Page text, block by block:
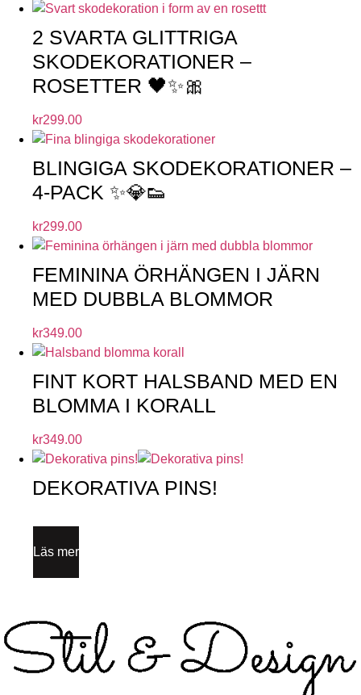
2 SVARTA GLITTRIGA
SKODEKORATIONER –
ROSETTER 🖤✨🎀
kr299.00
BLINGIGA SKODEKORATIONER –
4-PACK ✨💎👟
kr299.00
FEMININA ÖRHÄNGEN I JÄRN
MED DUBBLA BLOMMOR
kr349.00
FINT KORT HALSBAND MED EN
BLOMMA I KORALL
kr349.00
DEKORATIVA PINS!
Läs mer